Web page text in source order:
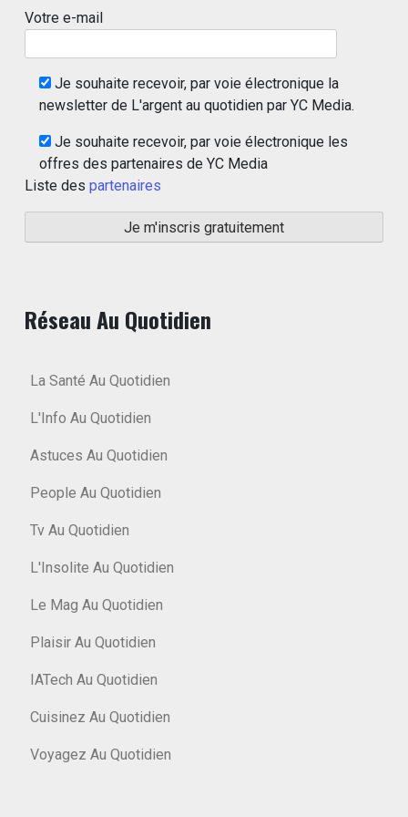
Votre e-mail
Je souhaite recevoir, par voie électronique la
newsletter de L'argent au quotidien par YC Media.
Je souhaite recevoir, par voie électronique les
offres des partenaires de YC Media
Liste des partenaires
Réseau Au Quotidien
La Santé Au Quotidien
L'Info Au Quotidien
Astuces Au Quotidien
People Au Quotidien
Tv Au Quotidien
L'Insolite Au Quotidien
Le Mag Au Quotidien
Plaisir Au Quotidien
IATech Au Quotidien
Cuisinez Au Quotidien
Voyagez Au Quotidien